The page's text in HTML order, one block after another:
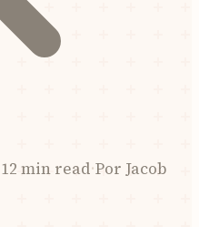
12 min read·Por Jacob